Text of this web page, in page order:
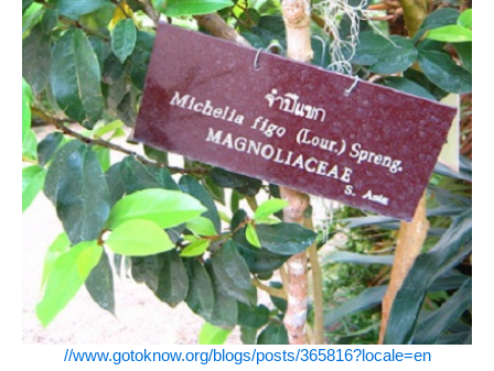
//www.gotoknow.org/blogs/posts/365816?locale=en